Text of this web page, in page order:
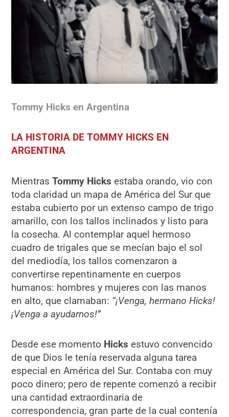
Tommy Hicks en Argentina
LA HISTORIA DE TOMMY HICKS EN
ARGENTINA
MientrasTommy Hicks estaba orando, vio con
toda claridad un mapa de América del Sur que
estaba cubierto por un extenso campo de trigo
amarillo, con los tallos inclinados y listo para
la cosecha. Al contemplar aquel hermoso
cuadro de trigales que se mecían bajo el sol
del mediodía, los tallos comenzaron a
convertirse repentinamente en cuerpos
humanos: hombres y mujeres con las manos
en alto, que clamaban: “¡Venga, hermano Hicks!
¡Venga a ayudarnos!”
Desde ese momento Hicks estuvo convencido
de que Dios le tenía reservada alguna tarea
especial en América del Sur. Contaba con muy
poco dinero; pero de repente comenzó a recibir
una cantidad extraordinaria de
correspondencia, gran parte de la cual contenía